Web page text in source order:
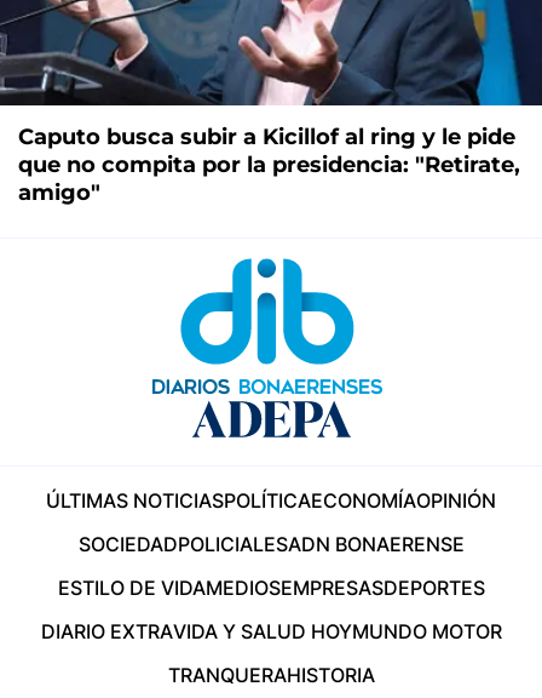
Caputo busca subir a Kicillof al ring y le pide
que no compita por la presidencia: "Retirate,
amigo"
ÚLTIMAS NOTICIASPOLÍTICAECONOMÍAOPINIÓN
SOCIEDADPOLICIALESADN BONAERENSE
ESTILO DE VIDAMEDIOSEMPRESASDEPORTES
DIARIO EXTRAVIDA Y SALUD HOYMUNDO MOTOR
TRANQUERAHISTORIA